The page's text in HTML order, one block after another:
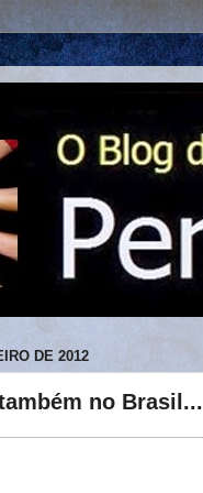
DE 2012
no Brasil...